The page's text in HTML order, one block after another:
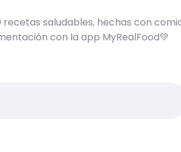
recetas saludables, hechas con
con la app MyRealFood💚